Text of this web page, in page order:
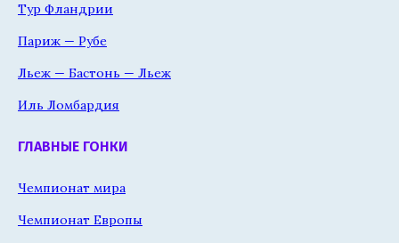
Тур Фландрии
Париж — Рубе
Льеж — Бастонь — Льеж
Иль Ломбардия
ГЛАВНЫЕ ГОНКИ
Чемпионат мира
Чемпионат Европы